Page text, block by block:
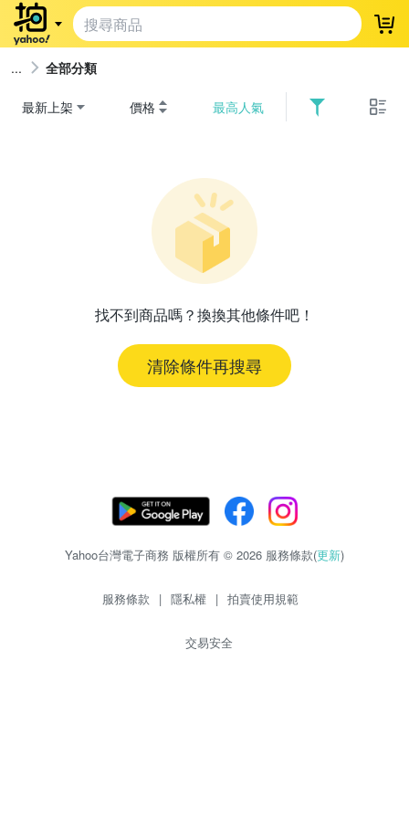
登
全部分類
最新上架 價格 最高人氣
找不到商品嗎？換換其他條件吧！
清除條件再搜尋
Yahoo台灣電子商務 版權所有 © 2026 服務條款(更新)
服務條款 | 隱私權 | 拍賣使用規範
交易安全